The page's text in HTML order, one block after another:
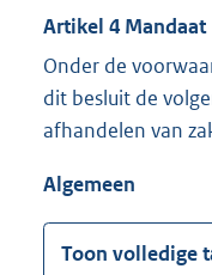
Artikel 4 Mandaat
Onder de
dit besluit de
afhandelen van
Algemeen
Toon volledige